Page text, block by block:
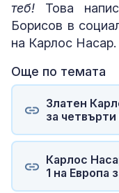
теб! Това
Борисов в
на Карлос Насар.
Още по темата
Златен
за
Карлос
1 на Европа